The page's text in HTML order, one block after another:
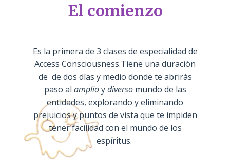
El comienzo
Es la primera de 3 clases de especialidad de
Access Consciousness.Tiene una duración
de de dos días y medio donde te abrirás
paso al amplioydiversomundo de las
entidades, explorando y eliminando
prejuicios y puntos de vista que te impiden
tener facilidad con el mundo de los
espíritus.